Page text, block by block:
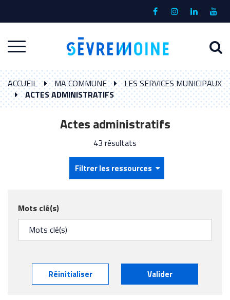
Lien
compte
Lien
Lien
compte
Lien
la
Aller
à
la
navigation
à
ACCUEIL MA COMMUNE
LES SERVICES MUNICIPAUX
ACTES ADMINISTRATIFS
Actes administratifs
43 résultats
Filtrer les ressources
Mots clé(s)
Réinitialiser Valider